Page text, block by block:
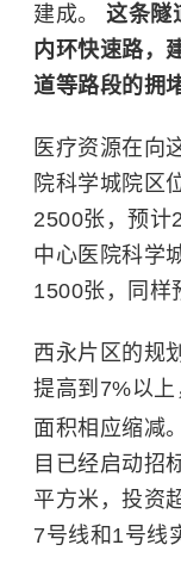
建成。 这条隧
内环快速路，
道等路段的拥
医疗资源在向
院科学城院区
2500张，预计
中心医院科学
1500张，同样
西永片区的规
提高到7%以
面积相应缩减。
目已经启动招
平方米，投资
7号线和1号线